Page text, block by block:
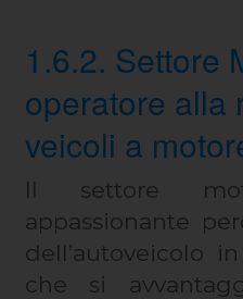
1.6.2. Settore
operatore alla
veicoli a
Il settore
appassionante
dell’autoveicolo
che si